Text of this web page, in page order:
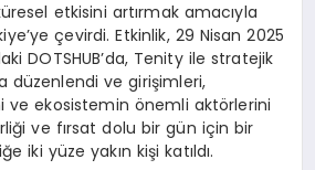
etkisini artırmak amacıyla
çevirdi. Etkinlik, 29 Nisan 2025
DOTSHUB’da, Tenity ile stratejik
düzenlendi ve girişimleri,
ve ekosistemin önemli aktörlerini
ve fırsat dolu bir gün için bir
iki yüze yakın kişi katıldı.